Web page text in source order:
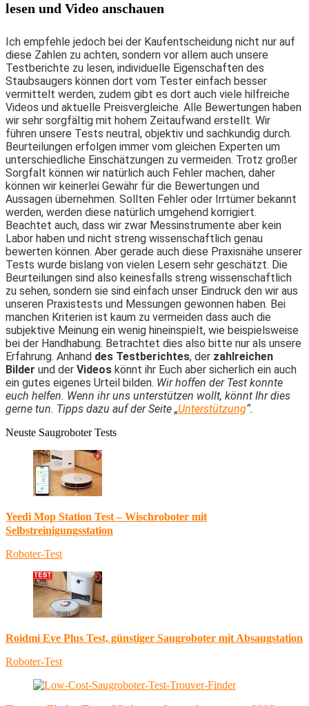
lesen und Video anschauen
Ich empfehle jedoch bei der Kaufentscheidung nicht nur auf
diese Zahlen zu achten, sondern vor allem auch unsere
Testberichte zu lesen, individuelle Eigenschaften des
Staubsaugers können dort vom Tester einfach besser
vermittelt werden, zudem gibt es dort auch viele hilfreiche
Videos und aktuelle Preisvergleiche. Alle Bewertungen haben
wir sehr sorgfältig mit hohem Zeitaufwand erstellt. Wir
führen unsere Tests neutral, objektiv und sachkundig durch.
Beurteilungen erfolgen immer vom gleichen Experten um
unterschiedliche Einschätzungen zu vermeiden. Trotz großer
Sorgfalt können wir natürlich auch Fehler machen, daher
können wir keinerlei Gewähr für die Bewertungen und
Aussagen übernehmen. Sollten Fehler oder Irrtümer bekannt
werden, werden diese natürlich umgehend korrigiert.
Beachtet auch, dass wir zwar Messinstrumente aber kein
Labor haben und nicht streng wissenschaftlich genau
bewerten können. Aber gerade auch diese Praxisnähe unserer
Tests wurde bislang von vielen Lesern sehr geschätzt. Die
Beurteilungen sind also keinesfalls streng wissenschaftlich
zu sehen, sondern sie sind einfach unser Eindruck den wir aus
unseren Praxistests und Messungen gewonnen haben. Bei
manchen Kriterien ist kaum zu vermeiden dass auch die
subjektive Meinung ein wenig hineinspielt, wie beispielsweise
bei der Handhabung. Betrachtet dies also bitte nur als unsere
Erfahrung. Anhand des Testberichtes, der zahlreichen
Bilder und der Videos könnt ihr Euch aber sicherlich ein auch
ein gutes eigenes Urteil bilden. Wir hoffen der Test konnte
euch helfen. Wenn ihr uns unterstützen wollt, könnt Ihr dies
gerne tun. Tipps dazu auf der Seite „Unterstützung“.
Neuste Saugroboter Tests
Yeedi Mop Station Test – Wischroboter mit
Selbstreinigungsstation
Roboter-Test
Roidmi Eve Plus Test, günstiger Saugroboter mit Absaugstation
Roboter-Test